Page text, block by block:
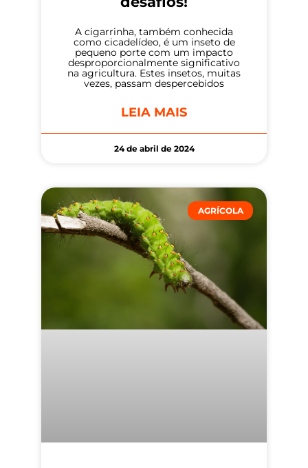
A cigarrinha, também conhecida
como cicadelídeo, é um inseto de
pequeno porte com um impacto
desproporcionalmente significativo
na agricultura. Estes insetos, muitas
vezes, passam despercebidos
LEIA MAIS
24 de abril de 2024
AGRÍCOLA